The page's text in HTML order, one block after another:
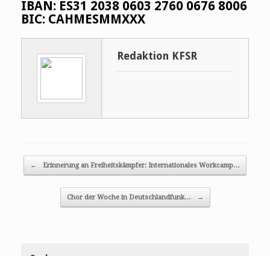
IBAN: ES31 2038 0603 2760 0676 8006
BIC: CAHMESMMXXX
Redaktion KFSR
Post navigation
← Erinnerung an Freiheitskämpfer: Internationales Workcamp…
Chor der Woche in Deutschlandfunk… →